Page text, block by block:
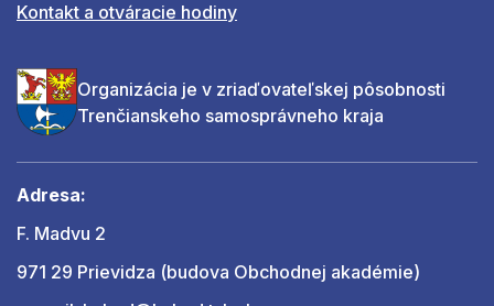
Kontakt a otváracie hodiny
Organizácia je v zriaďovateľskej pôsobnosti
Trenčianskeho samosprávneho kraja
Adresa:
F. Madvu 2
971 29 Prievidza (budova Obchodnej akadémie)